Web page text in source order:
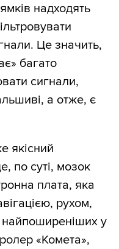
надходять
Це значить,
багато
сигнали,
а отже, є
якісний
по суті, мозок
плата, яка
рухом,
найпоширеніших у
«Комета»,